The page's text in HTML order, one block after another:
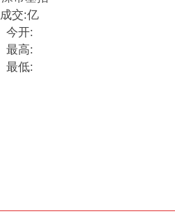
成交:亿
今开:
最高:
最低: